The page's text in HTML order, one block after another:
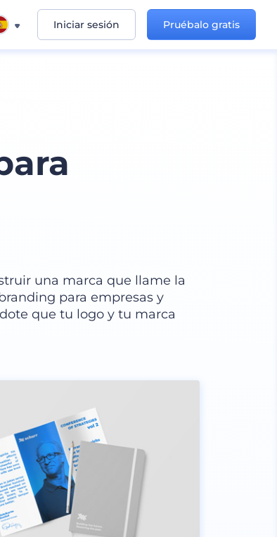
Iniciar sesión Pruébalo gratis
una marca que llame la
para empresas y
que tu logo y tu marca